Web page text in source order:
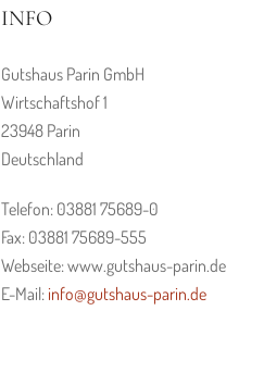
INFO
Gutshaus Parin GmbH
Wirtschaftshof 1
23948 Parin
Deutschland
Telefon: 03881 75689-0
Fax: 03881 75689-555
Webseite: www.gutshaus-parin.de
E-Mail: info@gutshaus-parin.de